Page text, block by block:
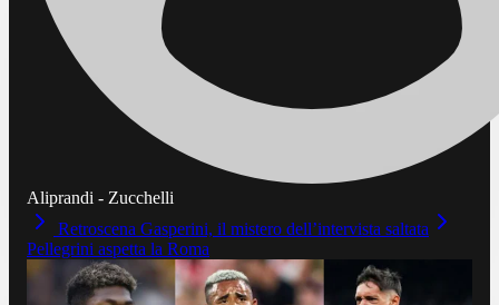
Aliprandi - Zucchelli
Retroscena Gasperini, il mistero dell’intervista saltata
Pellegrini aspetta la Roma